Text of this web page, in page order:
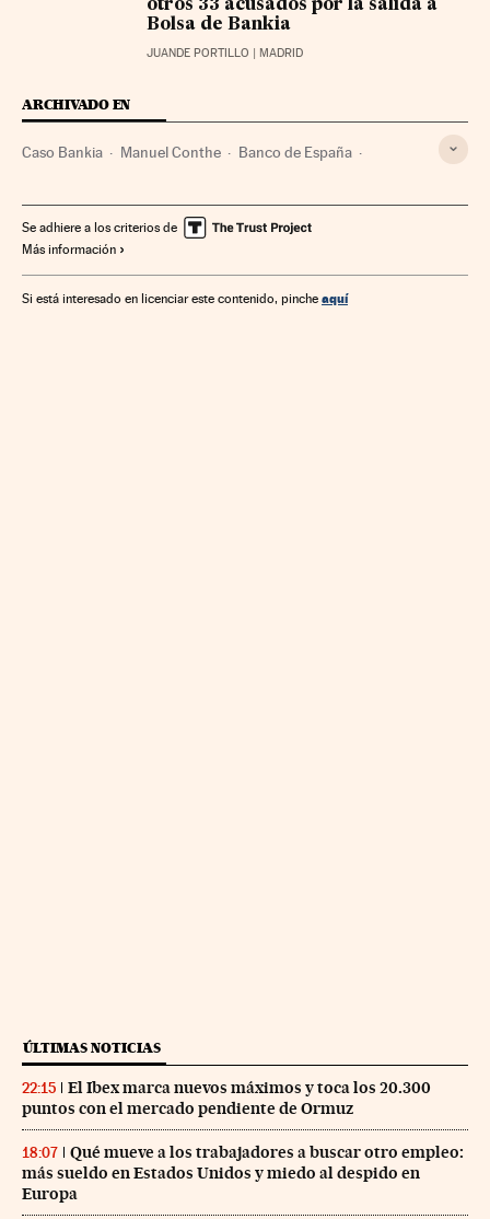
otros 33 acusados por la salida a
Bolsa de Bankia
JUANDE PORTILLO | MADRID
ARCHIVADO EN
Caso Bankia Manuel Conthe Banco de España
Fiscalía Anticorrupción Estafas Delitos económicos
Bankia Fiscalía
Poder judicial Corrupción Bancos Empresas
Se adhiere a los criterios de
Más información
Si está interesado en licenciar este contenido, pinche aquí
ÚLTIMAS NOTICIAS
22:15
El Ibex marca nuevos máximos y toca los 20.300
puntos con el mercado pendiente de Ormuz
18:07
Qué mueve a los trabajadores a buscar otro empleo:
más sueldo en Estados Unidos y miedo al despido en
Europa